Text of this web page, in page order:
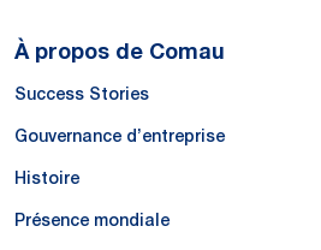
À propos de Comau
Success Stories
Gouvernance d’entreprise
Histoire
Présence mondiale